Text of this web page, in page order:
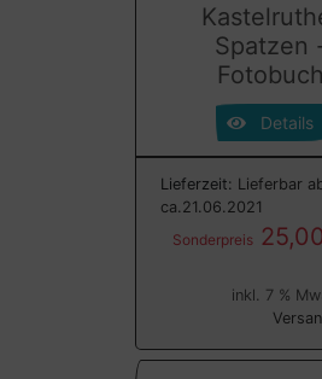
Spatzen
Fotobuch
Details
Lieferzeit: Lieferbar
ca.21.06.2021
Sonderpreis
inkl. 7 %